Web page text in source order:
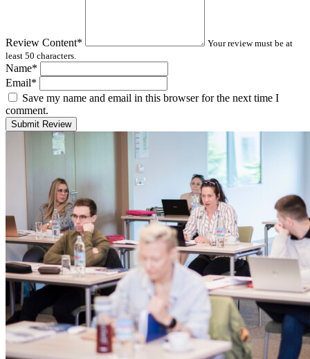
Review Content*
Your review must be at
least 50 characters.
Name*
Email*
Save my name and email in this browser for the next time I
comment.
Submit Review